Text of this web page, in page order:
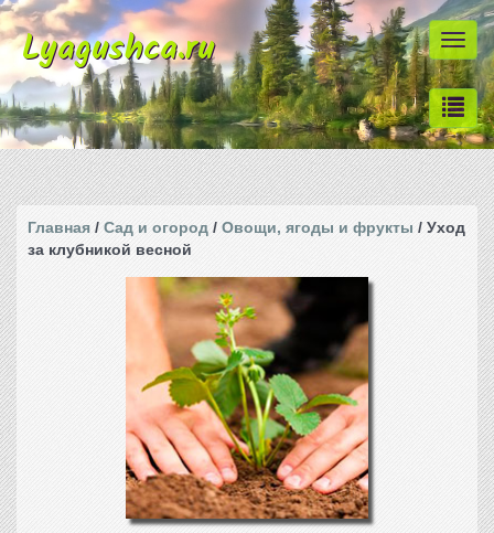
Lyagushca.ru
Главная / Сад и огород / Овощи, ягоды и фрукты / Уход
за клубникой весной